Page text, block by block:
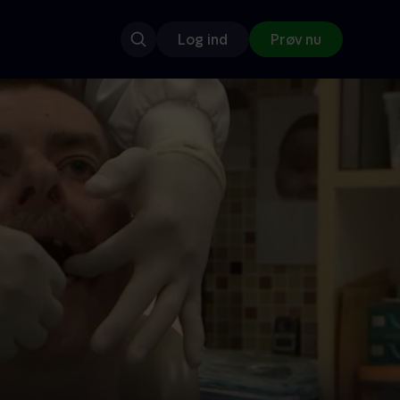
Log ind Prøv nu